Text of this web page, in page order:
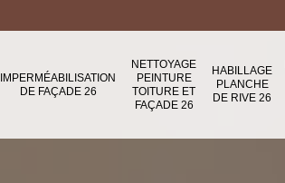
IMPERMÉABILISATION
DE FAÇADE 26
NETTOYAGE
PEINTURE
TOITURE ET
FAÇADE 26
HABILLAGE
PLANCHE
DE RIVE 26